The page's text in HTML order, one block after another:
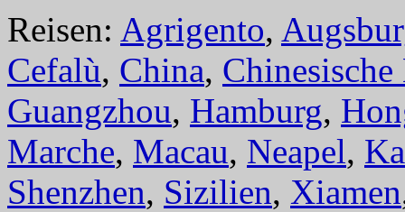
Reisen: Agrigento,
Cefalù, China, Chinesische
Guangzhou, Hamburg,
Marche, Macau, Neapel,
Shenzhen, Sizilien, Xiamen